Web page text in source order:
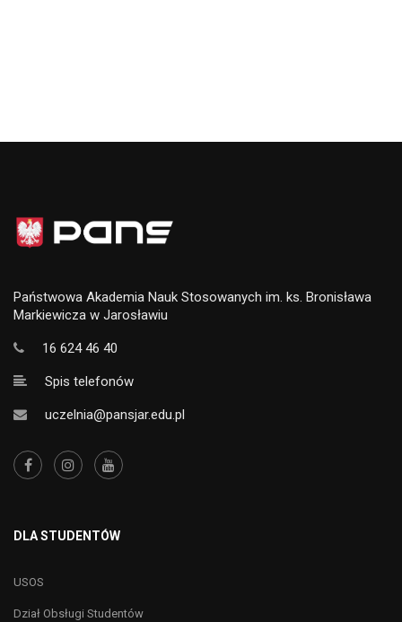
Państwowa Akademia Nauk Stosowanych im. ks. Bronisława
Markiewicza w Jarosławiu
16 624 46 40
Spis telefonów
uczelnia@pansjar.edu.pl
DLA STUDENTÓW
USOS
Dział Obsługi Studentów